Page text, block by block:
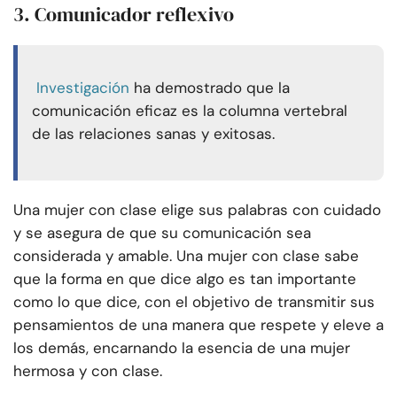
3. Comunicador reflexivo
Investigación ha demostrado que la
comunicación eficaz es la columna vertebral
de las relaciones sanas y exitosas.
Una mujer con clase elige sus palabras con cuidado
y se asegura de que su comunicación sea
considerada y amable. Una mujer con clase sabe
que la forma en que dice algo es tan importante
como lo que dice, con el objetivo de transmitir sus
pensamientos de una manera que respete y eleve a
los demás, encarnando la esencia de una mujer
hermosa y con clase.